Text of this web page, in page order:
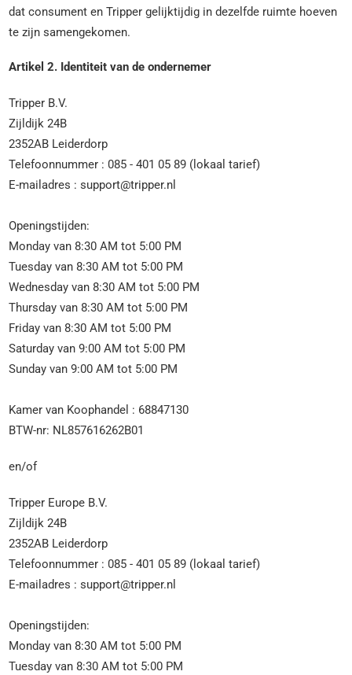
dat consument en Tripper gelijktijdig in dezelfde ruimte hoeven
te zijn samengekomen.
Artikel 2. Identiteit van de ondernemer
Tripper B.V.
Zijldijk 24B
2352AB Leiderdorp
Telefoonnummer : 085 - 401 05 89 (lokaal tarief)
E-mailadres : support@tripper.nl
Openingstijden:
Monday van 8:30 AM tot 5:00 PM
Tuesday van 8:30 AM tot 5:00 PM
Wednesday van 8:30 AM tot 5:00 PM
Thursday van 8:30 AM tot 5:00 PM
Friday van 8:30 AM tot 5:00 PM
Saturday van 9:00 AM tot 5:00 PM
Sunday van 9:00 AM tot 5:00 PM
Kamer van Koophandel : 68847130
BTW-nr: NL857616262B01
en/of
Tripper Europe B.V.
Zijldijk 24B
2352AB Leiderdorp
Telefoonnummer : 085 - 401 05 89 (lokaal tarief)
E-mailadres : support@tripper.nl
Openingstijden:
Monday van 8:30 AM tot 5:00 PM
Tuesday van 8:30 AM tot 5:00 PM